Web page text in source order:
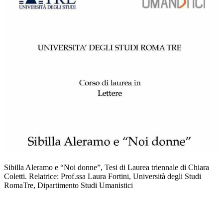
Sibilla Aleramo e “Noi donne”, Tesi di Laurea triennale di Chiara
Coletti. Relatrice: Prof.ssa Laura Fortini, Università degli Studi
RomaTre, Dipartimento Studi Umanistici